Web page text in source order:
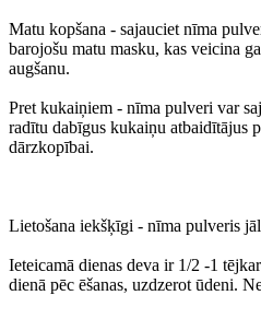
Matu kopšana - sajauciet nīma
barojošu matu masku, kas veicina
augšanu.
Pret kukaiņiem - nīma pulveri var
radītu dabīgus kukaiņu atbaidītājus
dārzkopībai.
Lietošana iekšķīgi - nīma pulveris
Ieteicamā dienas deva ir 1/2 -1
dienā pēc ēšanas, uzdzerot ūdeni.